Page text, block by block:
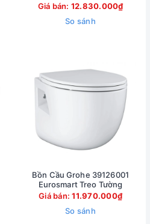
Giá bán: 12.830.000₫
So sánh
Bồn Cầu Grohe 39126001
Eurosmart Treo Tường
Giá bán:11.970.000₫
So sánh